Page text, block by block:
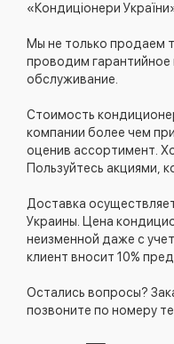
«Кондиціонери
Мы не только продаем
проводим гарантийное
обслуживание.
Стоимость
компании более чем
оценив ассортимент.
Пользуйтесь акциями,
Доставка
Украины. Цена
неизменной даже с
клиент вносит 10%
Остались вопросы?
позвоните по номеру